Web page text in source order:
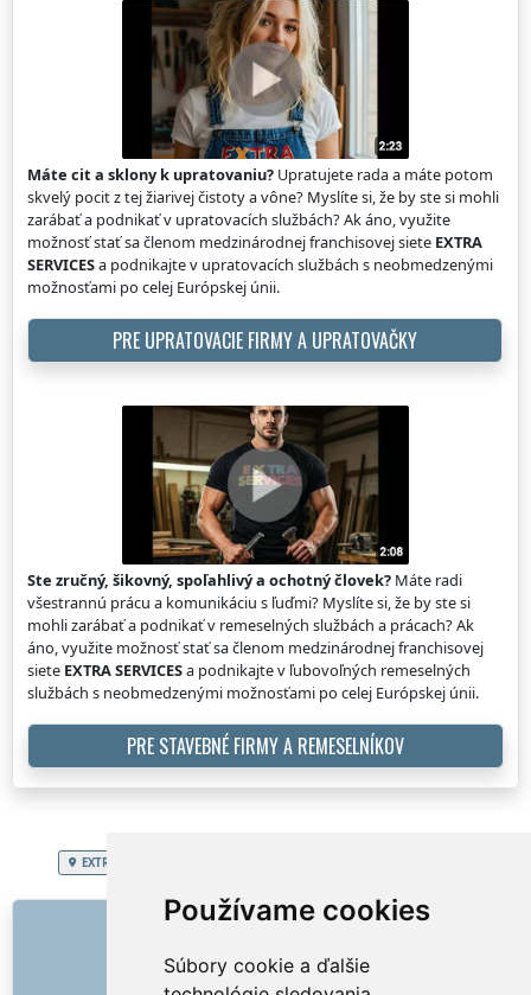
Používame cookies
Súbory cookie a ďalšie
Máte cit a sklony k upratovaniu? Upratujete rada a máte potom
skvelý pocit z tej žiarivej čistoty a vône? Myslíte si, že by ste si mohli
zarábať a podnikať v upratovacích službách? Ak áno, využite
možnosť stať sa členom medzinárodnej franchisovej siete EXTRA
SERVICESa podnikajte v upratovacích službách s neobmedzenými
možnosťami po celej Európskej únii.
PRE UPRATOVACIE FIRMY A UPRATOVAČKY
Ste zručný, šikovný, spoľahlivý a ochotný človek? Máte radi
všestrannú prácu a komunikáciu s ľuďmi? Myslíte si, že by ste si
mohli zarábať a podnikať v remeselných službách a prácach? Ak
áno, využite možnosť stať sa členom medzinárodnej franchisovej
siete EXTRA SERVICESa podnikajte v ľubovoľných remeselných
službách s neobmedzenými možnosťami po celej Európskej únii.
PRE STAVEBNÉ FIRMY A REMESELNÍKOV
EXTRA SERVICES
ODKAZY
O nás